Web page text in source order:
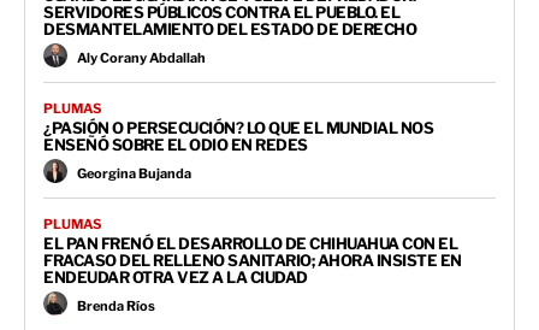
SERVIDORES PÚBLICOS CONTRA EL PUEBLO. EL
DESMANTELAMIENTO DEL ESTADO DE DERECHO
Aly Corany Abdallah
PLUMAS
¿PASIÓN O PERSECUCIÓN? LO QUE EL MUNDIAL NOS
ENSEÑÓ SOBRE EL ODIO EN REDES
Georgina Bujanda
PLUMAS
EL PAN FRENÓ EL DESARROLLO DE CHIHUAHUA CON EL
FRACASO DEL RELLENO SANITARIO; AHORA INSISTE EN
ENDEUDAR OTRA VEZ A LA CIUDAD
Brenda Ríos